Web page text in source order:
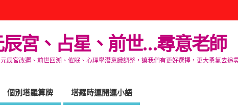
宮、占星、前世…尋意老師
辰宮改運、前世回溯、催眠、心理學潛意識調整，讓我們有更好選擇，更大勇氣去
個別塔羅算牌 塔羅時運開運小語